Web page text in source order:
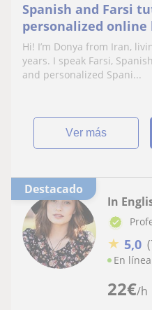
Spanish and Farsi
personalized
and adults of all
Hi! I’m Donya from Iran,
years. I speak Farsi,
and personalized Spani...
ver más
Destacado
22€/h
In
★ 5,0
En línea